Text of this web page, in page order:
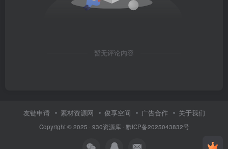
暂无评论内容
友链申请 素材资源网 俊享空间 广告合作 关于我们
Copyright © 2025 · 930资源库· 黔ICP备2025043832号